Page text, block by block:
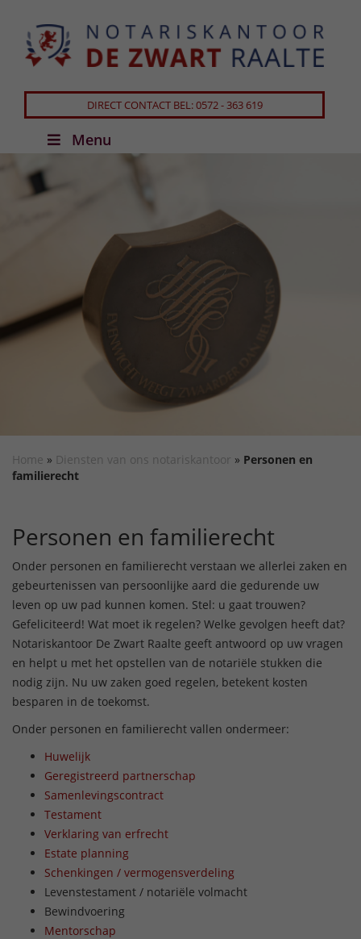
DIRECT CONTACT BEL: 0572 - 363 619
Menu
Home » Diensten van ons notariskantoor » Personen en
familierecht
Personen en familierecht
Onder personen en familierecht verstaan we allerlei zaken en
gebeurtenissen van persoonlijke aard die gedurende uw
leven op uw pad kunnen komen. Stel: u gaat trouwen?
Gefeliciteerd! Wat moet ik regelen? Welke gevolgen heeft dat?
Notariskantoor De Zwart Raalte geeft antwoord op uw vragen
en helpt u met het opstellen van de notariële stukken die
nodig zijn. Nu uw zaken goed regelen, betekent kosten
besparen in de toekomst.
Onder personen en familierecht vallen ondermeer:
Huwelijk
Geregistreerd partnerschap
Samenlevingscontract
Testament
Verklaring van erfrecht
Estate planning
Schenkingen / vermogensverdeling
Levenstestament / notariële volmacht
Bewindvoering
Mentorschap